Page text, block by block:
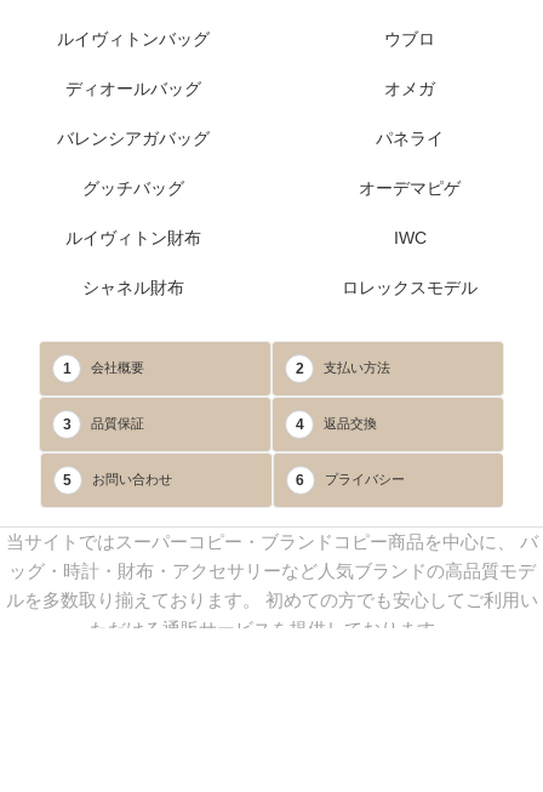
ルイヴィトンバッグ
ディオールバッグ
バレンシアガバッグ
グッチバッグ
ルイヴィトン財布
シャネル財布
ウブロ
オメガ
パネライ
オーデマピゲ
IWC
ロレックスモデル
1 会社概要 2 支払い方法
3 品質保証 4 返品交換
5 お問い合わせ 6 プライバシー
当サイトではスーパーコピー・ブランドコピー商品を中心に、 バ
ッグ・時計・財布・アクセサリーなど人気ブランドの高品質モデ
ルを多数取り揃えております。 初めての方でも安心してご利用い
ただける通販サービスを提供しております。